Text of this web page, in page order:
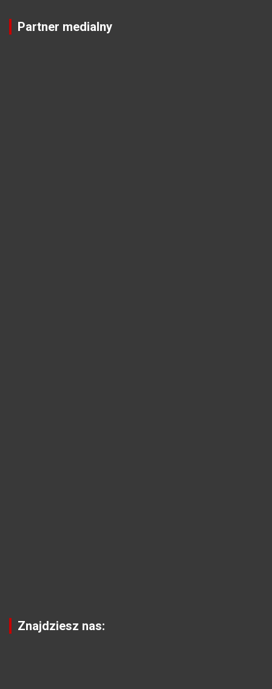
Partner medialny
Znajdziesz nas: